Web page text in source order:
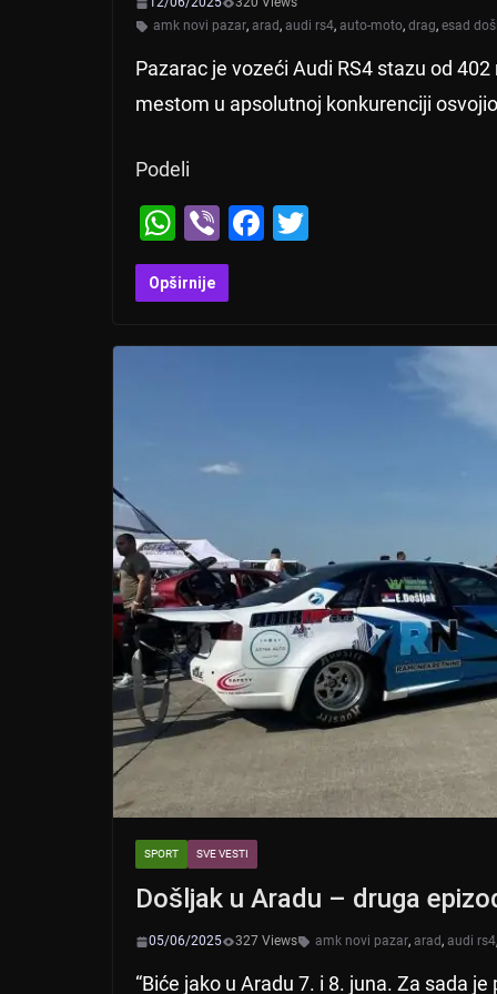
amk novi pazar, arad, audi rs4, auto-moto, drag, esad
Pazarac je vozeći Audi RS4 stazu od
mestom u apsolutnoj konkurenciji
Podeli
W
h
at
Vi
b
er
F
Opširnije
SPORT SVE VESTI
Došljak u Aradu – druga
05/06/2025 327 Views amk novi pazar, arad, audi rs4,
“Biće jako u Aradu 7. i 8. juna. Za sada